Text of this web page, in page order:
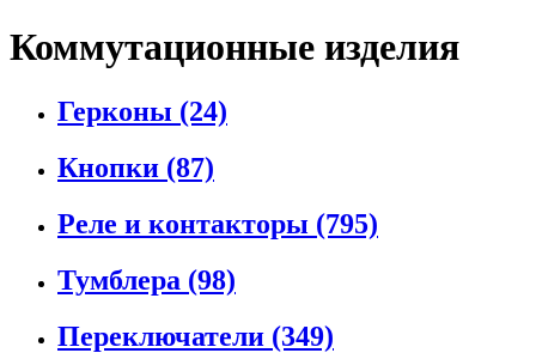
Коммутационные изделия
Герконы (24)
Кнопки (87)
Реле и контакторы (795)
Тумблера (98)
Переключатели (349)